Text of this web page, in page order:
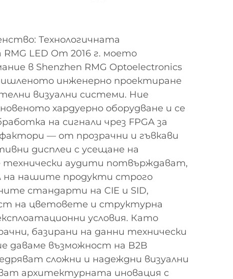
Технологичната
LED От 2016 г. моето
в Shenzhen RMG Optoelectronics
инженерно проектиране
визуални системи. Ние
хардуерно оборудване и се
на сигнали чрез FPGA за
— от прозрачни и гъвкави
дисплеи с усещане на
аудити потвърждават,
на нашите продукти строго
стандарти на CIE и SID,
на цветовете и структурна
условия. Като
базирани на данни технически
даваме възможност на B2B
сложни и надеждни визуални
архитектурната иновация с